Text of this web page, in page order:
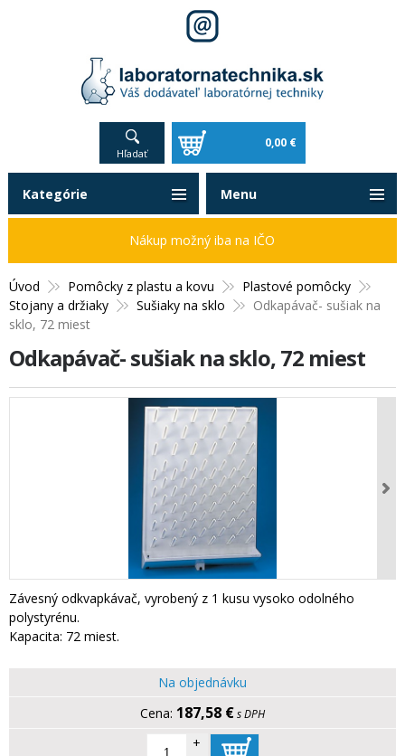
Hľadať
0,00 €
Úvod Pomôcky z plastu a kovu
Plastové pomôcky
Stojany a držiaky
Sušiaky na sklo
Odkapávač- sušiak na
sklo, 72 miest
Odkapávač- sušiak na sklo, 72 miest
Závesný odkvapkávač, vyrobený z 1 kusu vysoko odolného
polystyrénu.
Kapacita: 72 miest.
Na objednávku
187,58 €s DPH
+
Kategórie
Nákup možný iba na IČO
Menu